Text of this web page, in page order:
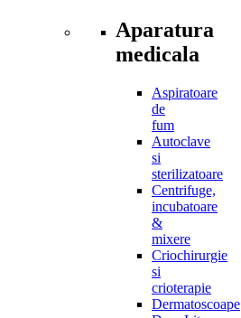
Aparatura
medicala
Aspiratoare
de
fum
Autoclave
si
sterilizatoare
Centrifuge,
incubatoare
&
mixere
Criochirurgie
si
crioterapie
Dermatoscoape